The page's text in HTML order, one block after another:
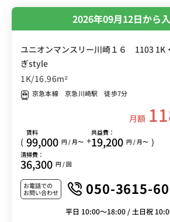
2026年09月12日から
ユニオンマンスリー川崎１６ 1103 1K
ぎstyle
1K/16.96m²
京急本線 京急川崎駅 徒歩7分
月額
(
賃料
99,000 円 / 月〜 +
共益費：
19,200 円 / 月〜 )
清掃費：
36,300 円 / 回
お電話での
お問い合わせ
050-3615-
平日 10:00～18:00 / 土日祝